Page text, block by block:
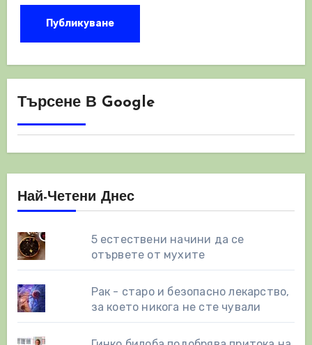
Търсене В Google
Най-Четени Днес
5 естествени начини да се
отървете от мухите
Рак - старо и безопасно лекарство,
за което никога не сте чували